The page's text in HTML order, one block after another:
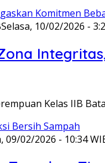
Selasa, 10/02/2026 -
Kelas IIB
09/02/2026 - 10:34